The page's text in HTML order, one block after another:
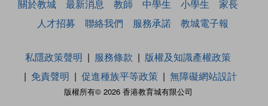
關於教城 最新消息 教師 中學生 小學生
家長
人才招募
聯絡我們 服務承諾 教城電子報
版權所有© 2026 香港教育城有限公司
私隱政策聲明 服務條款
版權及知識產權政策
免責聲明
促進種族平等政策 無障礙網站設計